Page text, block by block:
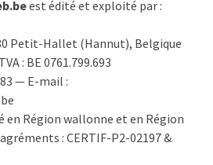
est édité et exploité par :
Petit-Hallet (Hannut), Belgique
: BE 0761.799.693
— E-mail :
en Région wallonne et en Région
: CERTIF-P2-02197 &